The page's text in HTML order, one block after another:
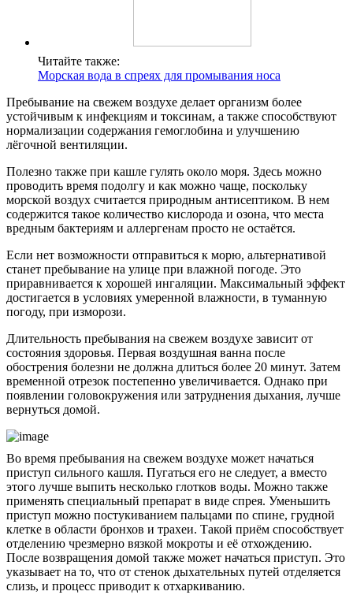
Читайте также:
Морская вода в спреях для промывания носа
Пребывание на свежем воздухе делает организм более
устойчивым к инфекциям и токсинам, а также способствуют
нормализации содержания гемоглобина и улучшению
лёгочной вентиляции.
Полезно также при кашле гулять около моря. Здесь можно
проводить время подолгу и как можно чаще, поскольку
морской воздух считается природным антисептиком. В нем
содержится такое количество кислорода и озона, что места
вредным бактериям и аллергенам просто не остаётся.
Если нет возможности отправиться к морю, альтернативой
станет пребывание на улице при влажной погоде. Это
приравнивается к хорошей ингаляции. Максимальный эффект
достигается в условиях умеренной влажности, в туманную
погоду, при изморози.
Длительность пребывания на свежем воздухе зависит от
состояния здоровья. Первая воздушная ванна после
обострения болезни не должна длиться более 20 минут. Затем
временной отрезок постепенно увеличивается. Однако при
появлении головокружения или затруднения дыхания, лучше
вернуться домой.
Во время пребывания на свежем воздухе может начаться
приступ сильного кашля. Пугаться его не следует, а вместо
этого лучше выпить несколько глотков воды. Можно также
применять специальный препарат в виде спрея. Уменьшить
приступ можно постукиванием пальцами по спине, грудной
клетке в области бронхов и трахеи. Такой приём способствует
отделению чрезмерно вязкой мокроты и её отхождению.
После возвращения домой также может начаться приступ. Это
указывает на то, что от стенок дыхательных путей отделяется
слизь, и процесс приводит к отхаркиванию.